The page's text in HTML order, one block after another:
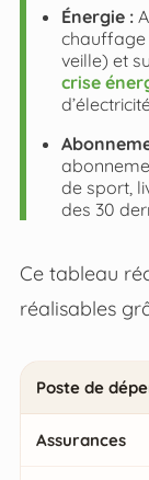
Énergie :
chauffage
veille) et
crise
de sport,
des 30
Ce tableau
réalisables
Poste de
Assurances